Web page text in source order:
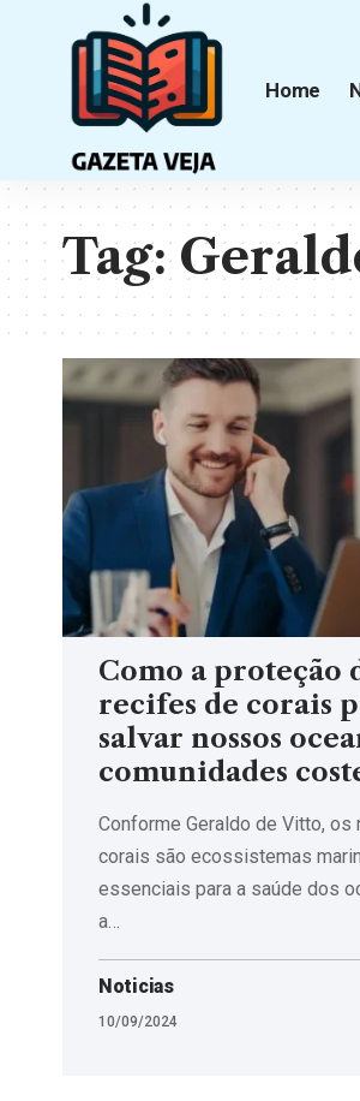
Home
Tag:
Como a proteção
recifes de corais
salvar nossos
comunidades
Conforme Geraldo de Vitto, os
corais são ecossistemas
essenciais para a saúde dos
a…
Noticias
10/09/2024